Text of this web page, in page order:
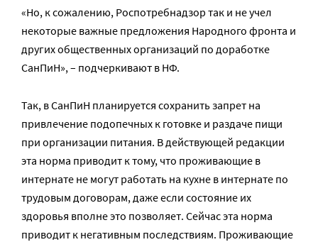
«Но, к сожалению, Роспотребнадзор так и не учел
некоторые важные предложения Народного фронта и
других общественных организаций по доработке
СанПиН», – подчеркивают в НФ.
Так, в СанПиН планируется сохранить запрет на
привлечение подопечных к готовке и раздаче пищи
при организации питания. В действующей редакции
эта норма приводит к тому, что проживающие в
интернате не могут работать на кухне в интернате по
трудовым договорам, даже если состояние их
здоровья вполне это позволяет. Сейчас эта норма
приводит к негативным последствиям. Проживающие